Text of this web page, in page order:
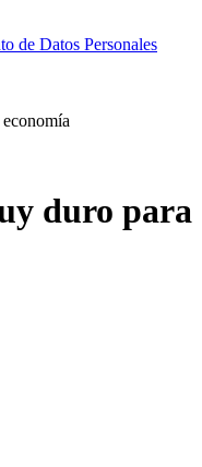
de Datos Personales
duro para